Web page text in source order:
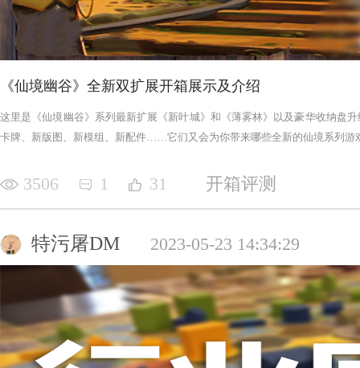
《仙境幽谷》全新双扩展开箱展示及介绍
这里是《仙境幽谷》系列最新扩展《新叶城》和《薄雾林》以及豪华收纳盘
卡牌、新版图、新模组、新配件……它们又会为你带来哪些全新的仙境系列游
3506 1 31 开箱评测
特污屠DM 2023-05-23 14:34:29